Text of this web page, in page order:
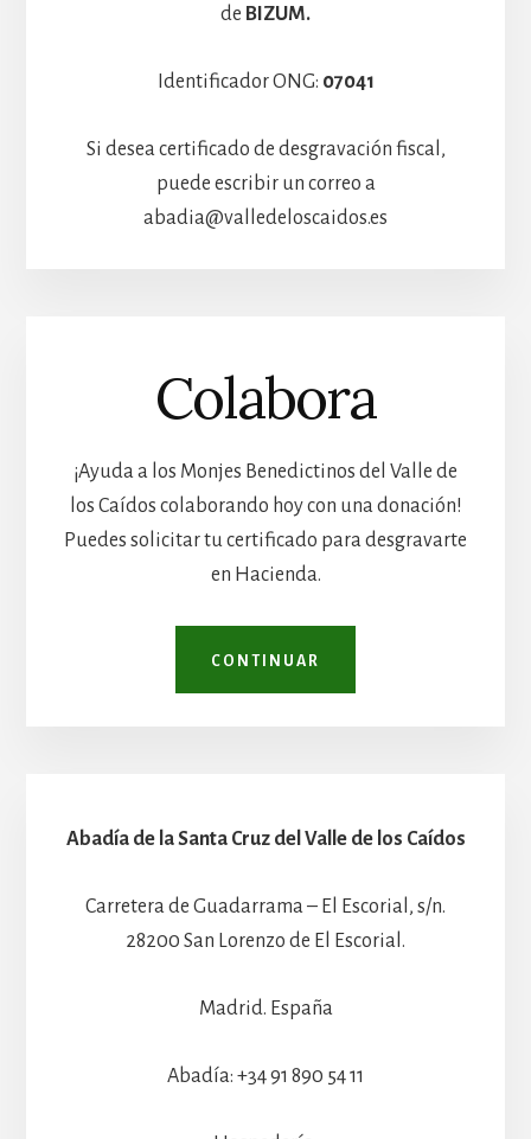
de BIZUM.
Identificador ONG: 07041
Si desea certificado de desgravación fiscal,
puede escribir un correo a
abadia@valledeloscaidos.es
Colabora
¡Ayuda a los Monjes Benedictinos del Valle de
los Caídos colaborando hoy con una donación!
Puedes solicitar tu certificado para desgravarte
en Hacienda.
CONTINUAR
Abadía de la Santa Cruz del Valle de los Caídos
Carretera de Guadarrama – El Escorial, s/n.
28200 San Lorenzo de El Escorial.
Madrid. España
Abadía: +34 91 890 54 11